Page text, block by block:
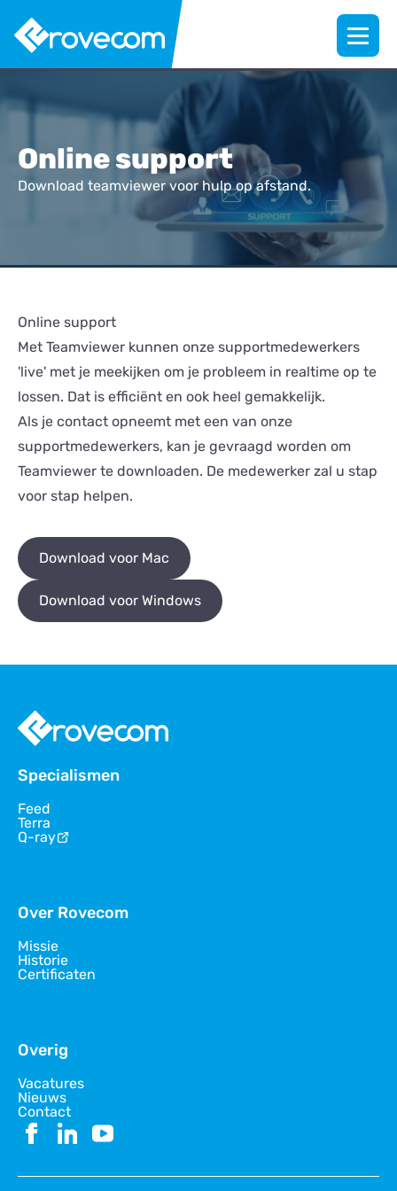
Online support
Download teamviewer voor hulp op afstand.
Online support
Met Teamviewer kunnen onze supportmedewerkers
'live' met je meekijken om je probleem in realtime op te
lossen. Dat is efficiënt en ook heel gemakkelijk.
Als je contact opneemt met een van onze
supportmedewerkers, kan je gevraagd worden om
Teamviewer te downloaden. De medewerker zal u stap
voor stap helpen.
Download voor Mac
Download voor Windows
Specialismen
Feed
Terra
Q-ray
Over Rovecom
Missie
Historie
Certificaten
Overig
Vacatures
Nieuws
Contact